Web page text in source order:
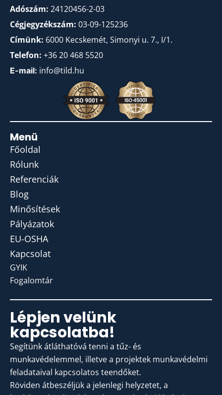
Adószám: 24120456-2-03
Cégjegyzékszám: 03-09-125236
Címünk: 6000 Kecskemét, Simonyi u. 7., I/1.
Telefon: +36 20 468 5520
E-mail: info@tild.hu
Menü
Főoldal
Rólunk
Referenciák
Blog
Minősítések
Pályázatok
EU-OSHA
Kapcsolat
GYIK
Fogalomtár
Lépjen velünk
kapcsolatba!
Segítünk átláthatóvá tenni a tűz- és
munkavédelemmel, illetve a projektek munkavédelmi
feladataival kapcsolatos teendőket.
Röviden átbeszéljük a jelenlegi helyzetet, a